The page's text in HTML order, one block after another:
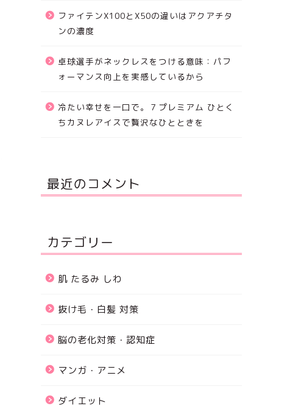
ファイテンX100とX50の違いはアクアチタ
ンの濃度
卓球選手がネックレスをつける意味：パフ
ォーマンス向上を実感しているから
冷たい幸せを一口で。７プレミアム ひとく
ちカヌレアイスで贅沢なひとときを
最近のコメント
カテゴリー
肌 たるみ しわ
抜け毛・白髪 対策
脳の老化対策・認知症
マンガ・アニメ
ダイエット